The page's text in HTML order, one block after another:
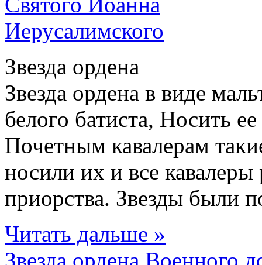
Звезда ордена
Звезда ордена в виде
белого батиста, Носить
Почетным кавалерам
носили их и все кавалеры
приорства. Звезды были
Читать дальше »